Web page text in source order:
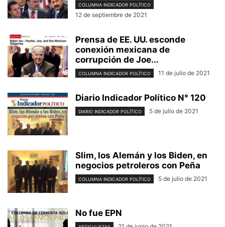
COLUMNA INDICADOR POLÍTICO
12 de septiembre de 2021
Prensa de EE. UU. esconde
conexión mexicana de
corrupción de Joe...
COLUMNA INDICADOR POLÍTICO 11 de julio de 2021
Diario Indicador Político N° 120
DIARIO INDICADOR POLÍTICO 5 de julio de 2021
Slim, los Alemán y los Biden, en
negocios petroleros con Peña
COLUMNA INDICADOR POLÍTICO 5 de julio de 2021
No fue EPN